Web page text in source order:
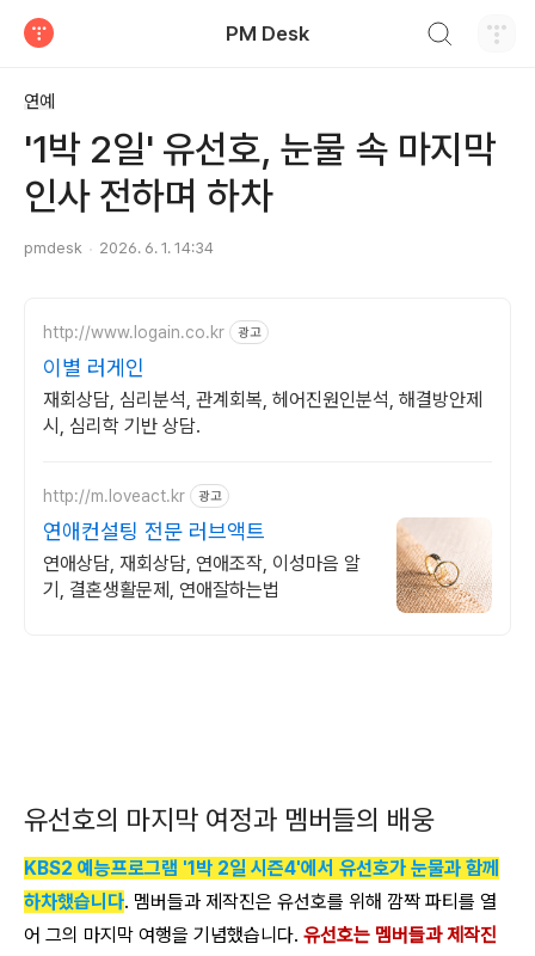
PM Desk
연예
'1박 2일' 유선호, 눈물 속 마지막
인사 전하며 하차
pmdesk 2026. 6. 1. 14:34
http://www.logain.co.kr 광고
이별 러게인
재회상담, 심리분석, 관계회복, 헤어진원인분석, 해결방안제
시, 심리학 기반 상담.
http://m.loveact.kr 광고
연애컨설팅 전문 러브액트
연애상담, 재회상담, 연애조작, 이성마음 알
기, 결혼생활문제, 연애잘하는법
유선호의 마지막 여정과 멤버들의 배웅
KBS2 예능프로그램 '1박 2일 시즌4'에서 유선호가 눈물과 함께
하차했습니다. 멤버들과 제작진은 유선호를 위해 깜짝 파티를 열
어 그의 마지막 여행을 기념했습니다. 유선호는 멤버들과 제작진